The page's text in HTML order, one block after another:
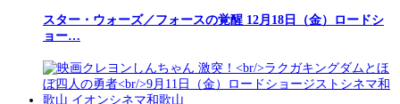
スター・ウォーズ／フォースの覚醒 12月18日（金）ロードシ
ョー…